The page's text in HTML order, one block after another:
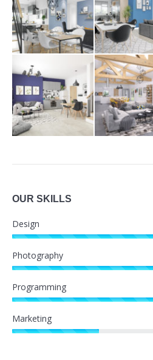
OUR SKILLS
Design
Photography
Programming
Marketing